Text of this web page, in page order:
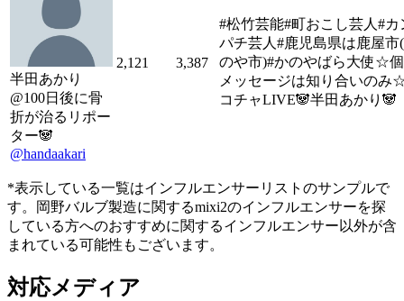
半田あかり
@100日後に骨
折が治るリポー
ター🐼
@handaakari
2,121 3,387
#松竹芸能#町おこし芸人#カ
パチ芸人#鹿児島県は鹿屋市
のや市)#かのやばら大使☆
メッセージは知り合いのみ
コチャLIVE🐼半田あかり🐼
*表示している一覧はインフルエンサーリストのサンプルで
す。岡野バルブ製造に関するmixi2のインフルエンサーを探
している方へのおすすめに関するインフルエンサー以外が含
まれている可能性もございます。
対応メディア